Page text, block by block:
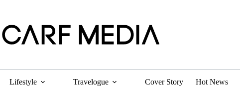
Lifestyle Travelogue Cover Story Hot News